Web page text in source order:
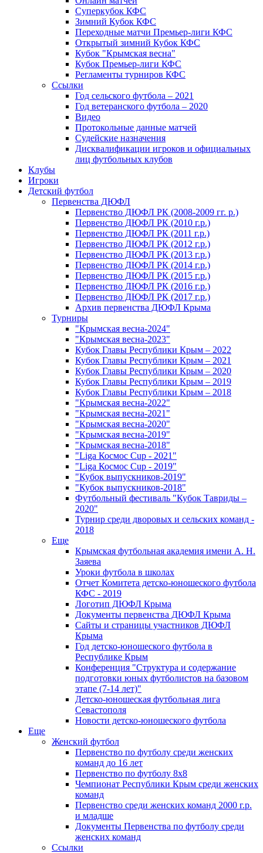
Суперкубок КФС
Зимний Кубок КФС
Переходные матчи Премьер-лиги КФС
Открытый зимний Кубок КФС
Кубок "Крымская весна"
Кубок Премьер-лиги КФС
Регламенты турниров КФС
Ссылки
Год сельского футбола – 2021
Год ветеранского футбола – 2020
Видео
Протокольные данные матчей
Судейские назначения
Дисквалификации игроков и официальных
лиц футбольных клубов
Клубы
Игроки
Детский футбол
Первенства ДЮФЛ
Первенство ДЮФЛ РК (2008-2009 гг. р.)
Первенство ДЮФЛ РК (2010 г.р.)
Первенство ДЮФЛ РК (2011 г.р.)
Первенство ДЮФЛ РК (2012 г.р.)
Первенство ДЮФЛ РК (2013 г.р.)
Первенство ДЮФЛ РК (2014 г.р.)
Первенство ДЮФЛ РК (2015 г.р.)
Первенство ДЮФЛ РК (2016 г.р.)
Первенство ДЮФЛ РК (2017 г.р.)
Архив первенства ДЮФЛ Крыма
Турниры
"Крымская весна-2024"
"Крымская весна-2023"
Кубок Главы Республики Крым – 2022
Кубок Главы Республики Крым – 2021
Кубок Главы Республики Крым – 2020
Кубок Главы Республики Крым – 2019
Кубок Главы Республики Крым – 2018
"Крымская весна-2022"
"Крымская весна-2021"
"Крымская весна-2020"
"Крымская весна-2019"
"Крымская весна-2018"
"Liga Космос Cup - 2021"
"Liga Космос Cup - 2019"
"Кубок выпускников-2019"
"Кубок выпускников-2018"
Футбольный фестиваль "Кубок Тавриды –
2020"
Турнир среди дворовых и сельских команд -
2018
Еще
Крымская футбольная академия имени А. Н.
Заяева
Уроки футбола в школах
Отчет Комитета детско-юношеского футбола
КФС - 2019
Логотип ДЮФЛ Крыма
Документы первенства ДЮФЛ Крыма
Сайты и страницы участников ДЮФЛ
Крыма
Год детско-юношеского футбола в
Республике Крым
Конференция "Структура и содержание
подготовки юных футболистов на базовом
этапе (7-14 лет)"
Детско-юношеская футбольная лига
Севастополя
Новости детско-юношеского футбола
Еще
Женский футбол
Первенство по футболу среди женских
команд до 16 лет
Первенство по футболу 8х8
Чемпионат Республики Крым среди женских
команд
Первенство среди женских команд 2000 г.р.
и младше
Документы Первенства по футболу среди
женских команд
Ссылки